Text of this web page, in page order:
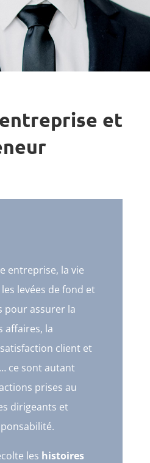
et
entreprise, la vie
levées de fond et
pour assurer la
affaires, la
client et
ce sont autant
prises au
dirigeants et
les histoires